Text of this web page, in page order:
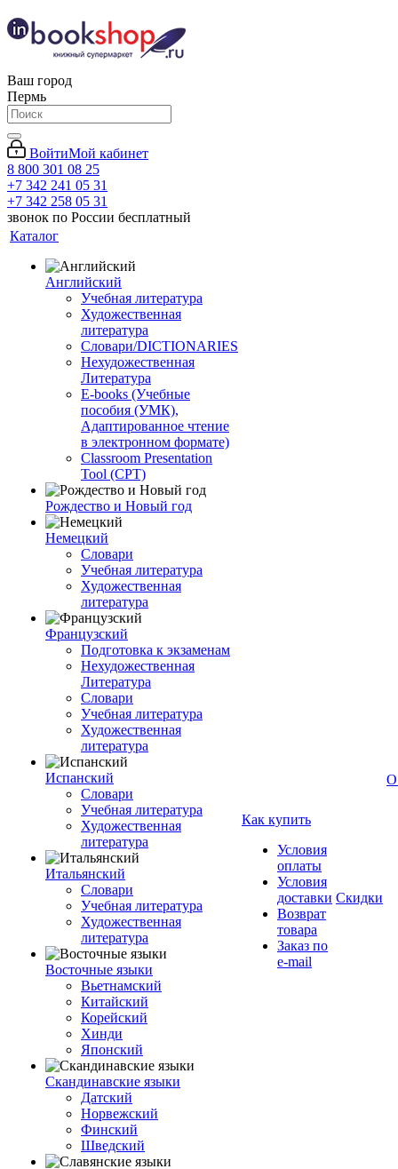
Ваш город
Пермь
ВойтиМой кабинет
8 800 301 08 25
+7 342 241 05 31
+7 342 258 05 31
звонок по России бесплатный
Каталог
Английский
Учебная литература
Художественная
литература
Словари/DICTIONARIES
Нехудожественная
Литература
E-books (Учебные
пособия (УМК),
Адаптированное чтение
в электронном формате)
Classroom Presentation
Tool (CPT)
Рождество и Новый год
Немецкий
Словари
Учебная литература
Художественная
литература
Французский
Подготовка к экзаменам
Нехудожественная
Литература
Словари
Учебная литература
Художественная
литература
Испанский
Словари
Учебная литература
Художественная
литература
Итальянский
Словари
Учебная литература
Художественная
литература
Восточные языки
Вьетнамский
Китайский
Корейский
Хинди
Японский
Скандинавские языки
Датский
Норвежский
Финский
Шведский
Как купить
Условия
оплаты
Условия
доставки
Возврат
товара
Заказ по
e-mail
Скидки
О